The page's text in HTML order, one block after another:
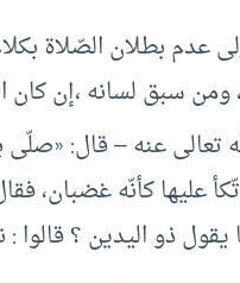
عدم بطلان الصّلاة
ومن سبق لسانه ،إن كان
تعالى عنه – قال: «صلّى
عليها كأنّه غضبان،
يقول ذو اليدين ؟